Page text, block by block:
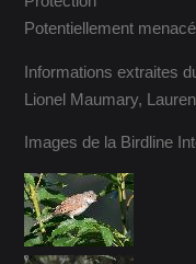
Potentiellement menacé
Informations extraites
Lionel Maumary,
Images de la Birdline